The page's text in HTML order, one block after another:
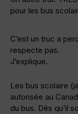
pour les bus
C’est un truc a
respecte pas.
J’explique.
Les bus scolaire
autorisée au
du bus. Dès qu’il